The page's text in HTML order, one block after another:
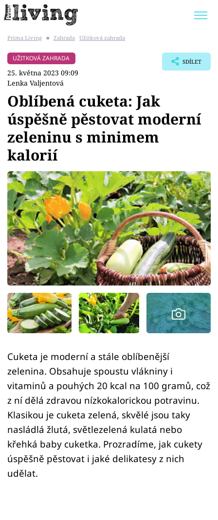
BYDLENÍ SLAVNÝCH
Témata
Bydlení
Zahrada
Design
Sledujte prima+
Přihlášení
Sledujte nás
Prima Living ■ Zahrada Užitková zahrada
UŽITKOVÁ ZAHRADA
25. května 2023 09:09
Lenka Valjentová
SDÍLET
Oblíbená cuketa: Jak
úspěšně pěstovat moderní
zeleninu s minimem
kalorií
Cuketa je moderní a stále oblíbenější
zelenina. Obsahuje spoustu vlákniny i
vitaminů a pouhých 20 kcal na 100 gramů, což
z ní dělá zdravou nízkokalorickou potravinu.
Klasikou je cuketa zelená, skvělé jsou taky
nasládlá žlutá, světlezelená kulatá nebo
křehká baby cuketka. Prozradíme, jak cukety
úspěšně pěstovat i jaké delikatesy z nich
udělat.